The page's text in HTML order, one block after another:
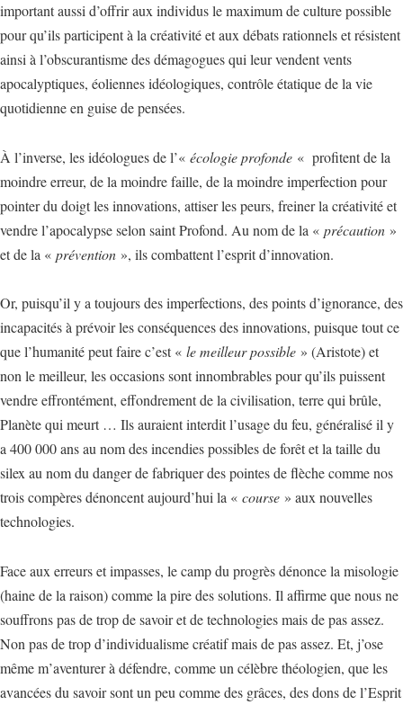
important aussi d’offrir aux individus le maximum de culture possible
pour qu’ils participent à la créativité et aux débats rationnels et résistent
ainsi à l’obscurantisme des démagogues qui leur vendent vents
apocalyptiques, éoliennes idéologiques, contrôle étatique de la vie
quotidienne en guise de pensées.
À l’inverse, les idéologues de l’« écologie profonde « profitent de la
moindre erreur, de la moindre faille, de la moindre imperfection pour
pointer du doigt les innovations, attiser les peurs, freiner la créativité et
vendre l’apocalypse selon saint Profond. Au nom de la « précaution »
et de la « prévention », ils combattent l’esprit d’innovation.
Or, puisqu’il y a toujours des imperfections, des points d’ignorance, des
incapacités à prévoir les conséquences des innovations, puisque tout ce
que l’humanité peut faire c’est « le meilleur possible » (Aristote) et
non le meilleur, les occasions sont innombrables pour qu’ils puissent
vendre effrontément, effondrement de la civilisation, terre qui brûle,
Planète qui meurt … Ils auraient interdit l’usage du feu, généralisé il y
a 400 000 ans au nom des incendies possibles de forêt et la taille du
silex au nom du danger de fabriquer des pointes de flèche comme nos
trois compères dénoncent aujourd’hui la « course » aux nouvelles
technologies.
Face aux erreurs et impasses, le camp du progrès dénonce la misologie
(haine de la raison) comme la pire des solutions. Il affirme que nous ne
souffrons pas de trop de savoir et de technologies mais de pas assez.
Non pas de trop d’individualisme créatif mais de pas assez. Et, j’ose
même m’aventurer à défendre, comme un célèbre théologien, que les
avancées du savoir sont un peu comme des grâces, des dons de l’Esprit